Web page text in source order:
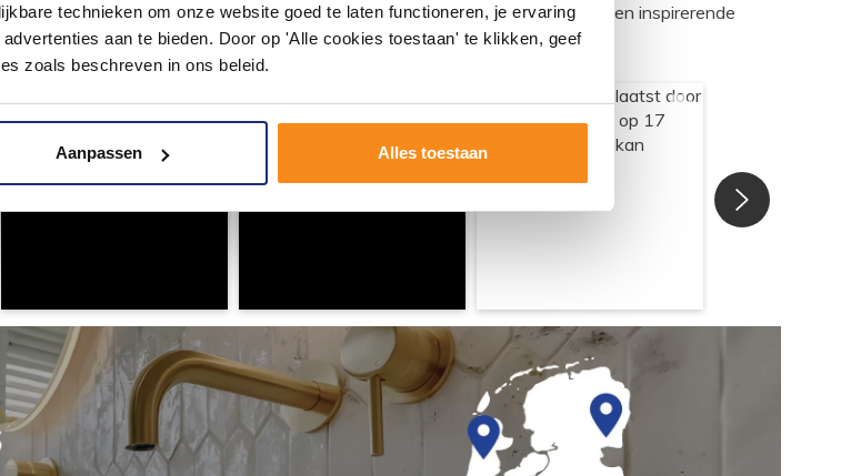
technieken om onze website goed te laten functioneren, je ervaring
aan te bieden. Door op 'Alle cookies toestaan' te klikken, geef
zoals beschreven in ons beleid.
Aanpassen Alles toestaan
met #mijndroombadkamer en tag @megadumpnl. Samen bouwen we een inspirerende
met unieke badkamerstijlen. Doe je mee?